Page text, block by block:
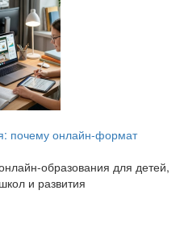
почему онлайн-формат
образования для детей,
и развития